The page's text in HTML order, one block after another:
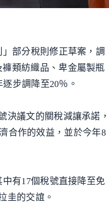
部分稅則修正草案，調
類紡織品、卑金屬製瓶
步調降至20％。
決議文的關稅減讓承諾，
合作的效益，並於今年8
有17個稅號直接降至免
圭的交誼。